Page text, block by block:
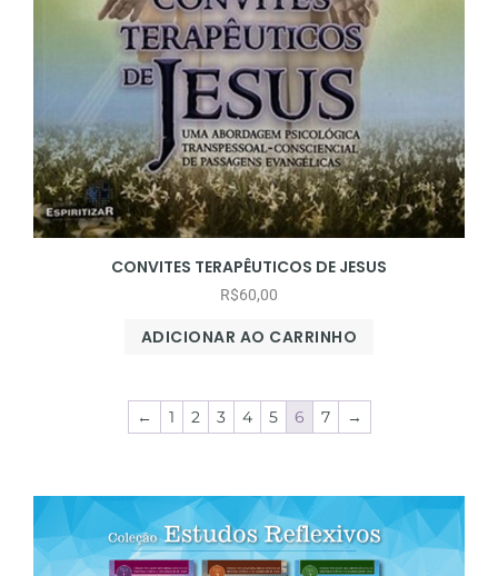
CONVITES TERAPÊUTICOS DE JESUS
R$60,00
ADICIONAR AO CARRINHO
← 1 2 3 4 5 6 7 →